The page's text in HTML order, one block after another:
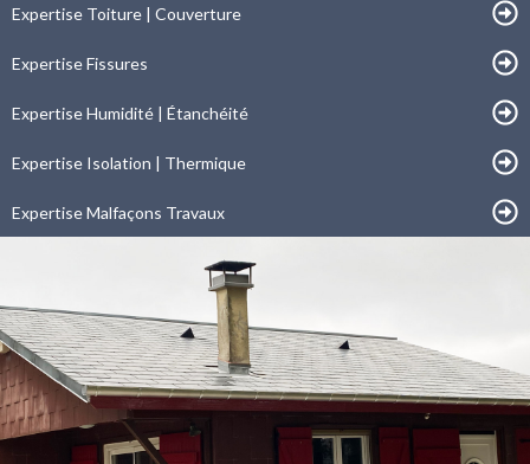
Expertise Toiture | Couverture
Expertise Fissures
Expertise Humidité | Étanchéité
Expertise Isolation | Thermique
Expertise Malfaçons Travaux